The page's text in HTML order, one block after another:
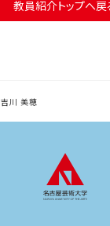
教員紹介トップへ戻
吉川 美穂